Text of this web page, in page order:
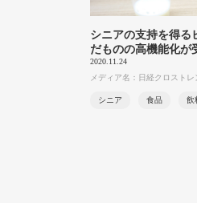
シニアの支持を得る
だものの高機能化が
2020.11.24
メディア名：日経クロストレ
シニア 食品 飲